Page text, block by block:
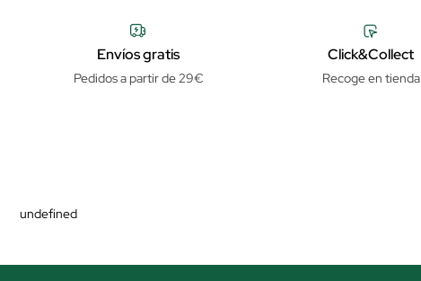
Envíos gratis
Pedidos a partir de 29€
Click&Collect
Recoge en tienda
undefined